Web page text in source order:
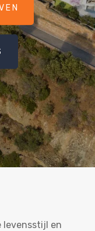
levensstijl en